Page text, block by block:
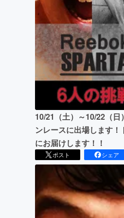
まちづく
10/21（土）～10/22（
ンレースに出場します
にお届けします！！
ポスト シェア